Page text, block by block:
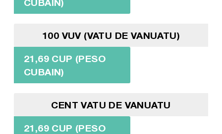
100 VUV (VATU DE VANUATU)
21,69 CUP (PESO
CUBAIN)
CENT VATU DE VANUATU
21,69 CUP (PESO